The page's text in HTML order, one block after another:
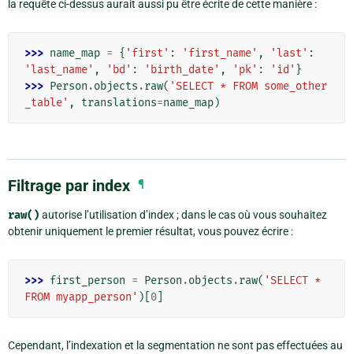
la requête ci-dessus aurait aussi pu être écrite de cette manière :
>>> name_map = { 'first' : 'first_name' , 'last' :
'last_name' , 'bd' : 'birth_date' , 'pk' : 'id' }
>>> Person .objects .raw( 'SELECT * FROM some_other
_table' , translations=name_map)
Filtrage par index ¶
raw() autorise l’utilisation d’index ; dans le cas où vous souhaitez
obtenir uniquement le premier résultat, vous pouvez écrire :
>>> first_person = Person .objects .raw( 'SELECT *
FROM myapp_person' )[ 0
Cependant, l’indexation et la segmentation ne sont pas effectuées au